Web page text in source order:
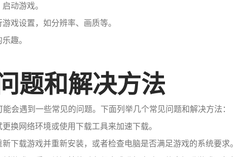
动游戏。
戏设置，如分辨率、画质等。
趣。
题和解决方法
会遇到一些常见的问题。下面列举几个常见问题和解决方法：
换网络环境或使用下载工具来加速下载。
下载游戏并重新安装，或者检查电脑是否满足游戏的系统要求。